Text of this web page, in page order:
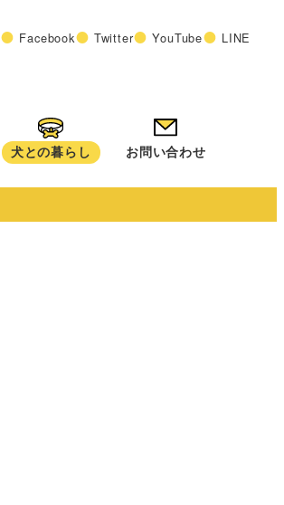
Facebook Twitter YouTube LINE
犬との暮らし お問い合わせ